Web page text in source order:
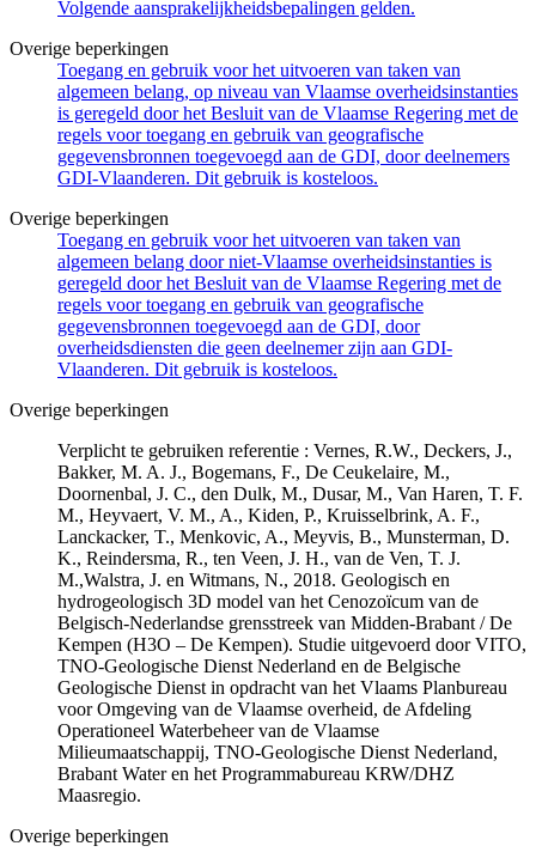
Volgende aansprakelijkheidsbepalingen gelden.
Overige beperkingen
Toegang en gebruik voor het uitvoeren van taken van
algemeen belang, op niveau van Vlaamse overheidsinstanties
is geregeld door het Besluit van de Vlaamse Regering met de
regels voor toegang en gebruik van geografische
gegevensbronnen toegevoegd aan de GDI, door deelnemers
GDI-Vlaanderen. Dit gebruik is kosteloos.
Overige beperkingen
Toegang en gebruik voor het uitvoeren van taken van
algemeen belang door niet-Vlaamse overheidsinstanties is
geregeld door het Besluit van de Vlaamse Regering met de
regels voor toegang en gebruik van geografische
gegevensbronnen toegevoegd aan de GDI, door
overheidsdiensten die geen deelnemer zijn aan GDI-
Vlaanderen. Dit gebruik is kosteloos.
Overige beperkingen
Verplicht te gebruiken referentie : Vernes, R.W., Deckers, J.,
Bakker, M. A. J., Bogemans, F., De Ceukelaire, M.,
Doornenbal, J. C., den Dulk, M., Dusar, M., Van Haren, T. F.
M., Heyvaert, V. M., A., Kiden, P., Kruisselbrink, A. F.,
Lanckacker, T., Menkovic, A., Meyvis, B., Munsterman, D.
K., Reindersma, R., ten Veen, J. H., van de Ven, T. J.
M.,Walstra, J. en Witmans, N., 2018. Geologisch en
hydrogeologisch 3D model van het Cenozoïcum van de
Belgisch-Nederlandse grensstreek van Midden-Brabant / De
Kempen (H3O – De Kempen). Studie uitgevoerd door VITO,
TNO-Geologische Dienst Nederland en de Belgische
Geologische Dienst in opdracht van het Vlaams Planbureau
voor Omgeving van de Vlaamse overheid, de Afdeling
Operationeel Waterbeheer van de Vlaamse
Milieumaatschappij, TNO-Geologische Dienst Nederland,
Brabant Water en het Programmabureau KRW/DHZ
Maasregio.
Overige beperkingen